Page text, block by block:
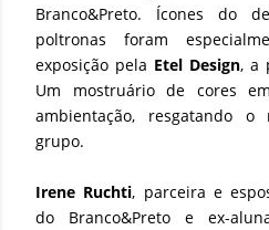
Branco&Preto. Ícones do
poltronas foram
exposição pela Etel Design, a
Um mostruário de cores
ambientação, resgatando
grupo.
Irene Ruchti, parceira e
do Branco&Preto e ex-